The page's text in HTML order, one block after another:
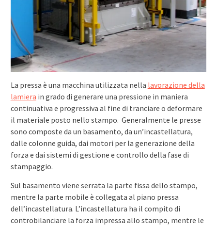
La pressa è una macchina utilizzata nella lavorazione della
lamiera in grado di generare una pressione in maniera
continuativa e progressiva al fine di tranciare o deformare
il materiale posto nello stampo. Generalmente le presse
sono composte da un basamento, da un’incastellatura,
dalle colonne guida, dai motori per la generazione della
forza e dai sistemi di gestione e controllo della fase di
stampaggio.
Sul basamento viene serrata la parte fissa dello stampo,
mentre la parte mobile è collegata al piano pressa
dell’incastellatura. L’incastellatura ha il compito di
controbilanciare la forza impressa allo stampo, mentre le